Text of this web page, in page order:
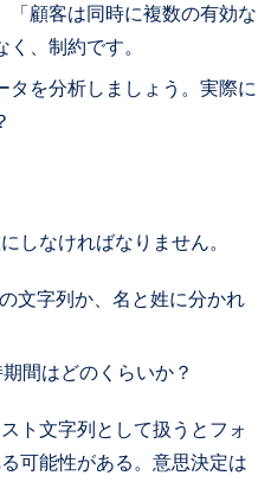
「顧客は同時に複数の有効な
、制約です。
を分析しましょう。実際に
しなければなりません。
文字列か、名と姓に分かれ
間はどのくらいか？
ト文字列として扱うとフォ
可能性がある。意思決定は